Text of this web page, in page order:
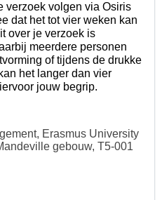
verzoek volgen via Osiris
dat het tot vier weken kan
over je verzoek is
meerdere personen
of tijdens de drukke
het langer dan vier
jouw begrip.
Erasmus University
gebouw, T5-001